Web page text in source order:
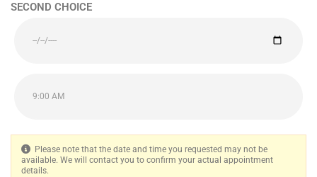
SECOND CHOICE
Please note that the date and time you requested may not be
available. We will contact you to confirm your actual appointment
details.